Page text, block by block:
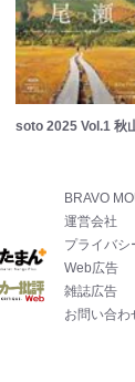
soto 2025 Vol.1 秋
BRAVO
運営会社
プライバシ
Web広告
雑誌広告
お問い合わ